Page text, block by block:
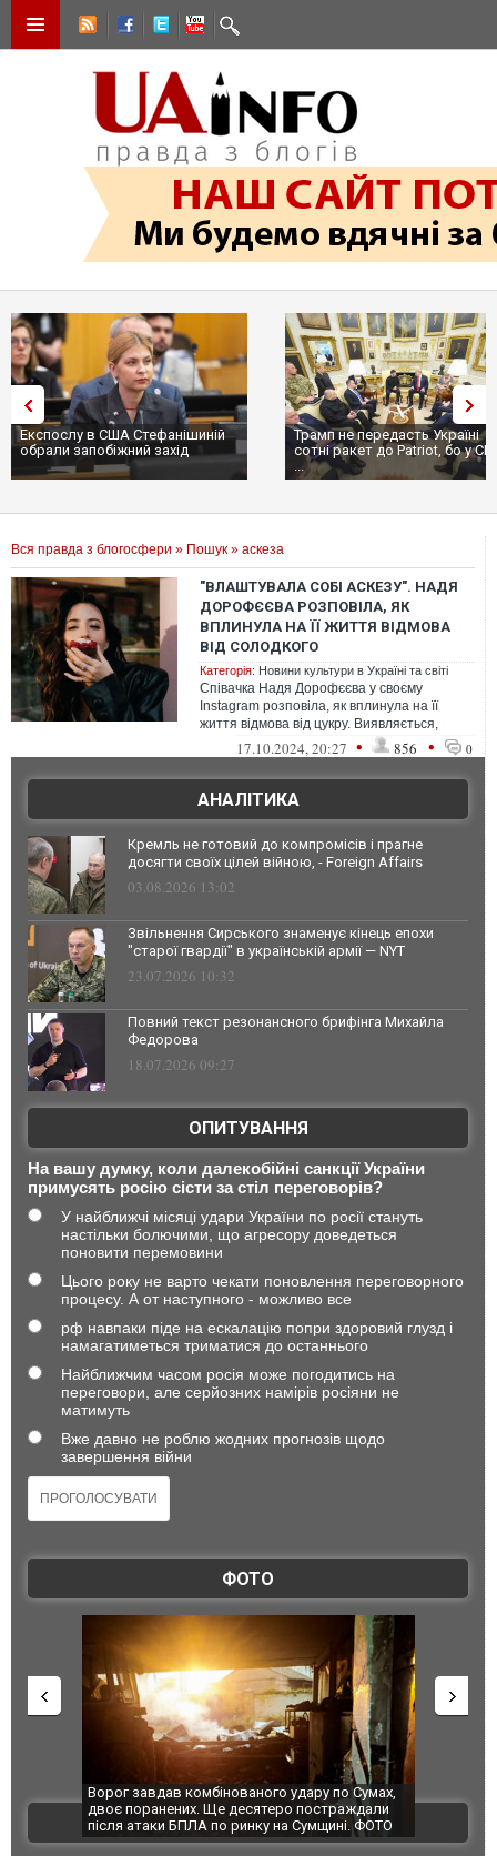
Експослу в США Стефанішиній
обрали запобіжний захід
Трамп не передасть Україні
сотні ракет до Patriot, бо у
...
Вся правда з блогосфери » Пошук » аскеза
"ВЛАШТУВАЛА СОБІ АСКЕЗУ". НАДЯ
ДОРОФЄЄВА РОЗПОВІЛА, ЯК
ВПЛИНУЛА НА ЇЇ ЖИТТЯ ВІДМОВА
ВІД СОЛОДКОГО
Категорія: Новини культури в Україні та світі
Співачка Надя Дорофєєва у своєму
Instagram розповіла, як вплинула на її
життя відмова від цукру. Виявляється,
попвиконавиця майже не вживає його
пʼять...
17.10.2024, 20:27 • 856 • 0
АНАЛІТИКА
Кремль не готовий до компромісів і прагне
досягти своїх цілей війною, - Foreign Affairs
03.08.2026 13:02
Звільнення Сирського знаменує кінець епохи
"старої гвардії" в українській армії — NYT
23.07.2026 10:32
Повний текст резонансного брифінга Михайла
Федорова
18.07.2026 09:27
ОПИТУВАННЯ
На вашу думку, коли далекобійні санкції України
примусять росію сісти за стіл переговорів?
У найближчі місяці удари України по росії стануть
настільки болючими, що агресору доведеться
поновити перемовини
Цього року не варто чекати поновлення переговорного
процесу. А от наступного - можливо все
рф навпаки піде на ескалацію попри здоровий глузд і
намагатиметься триматися до останнього
Найближчим часом росія може погодитись на
переговори, але серйозних намірів росіяни не
матимуть
Вже давно не роблю жодних прогнозів щодо
завершення війни
ФОТО
Ворог завдав комбінованого удару по Сумах,
двоє поранених. Ще десятеро постраждали
після атаки БПЛА по ринку на Сумщині. ФОТО
За 2000
склад
ВІДЕО